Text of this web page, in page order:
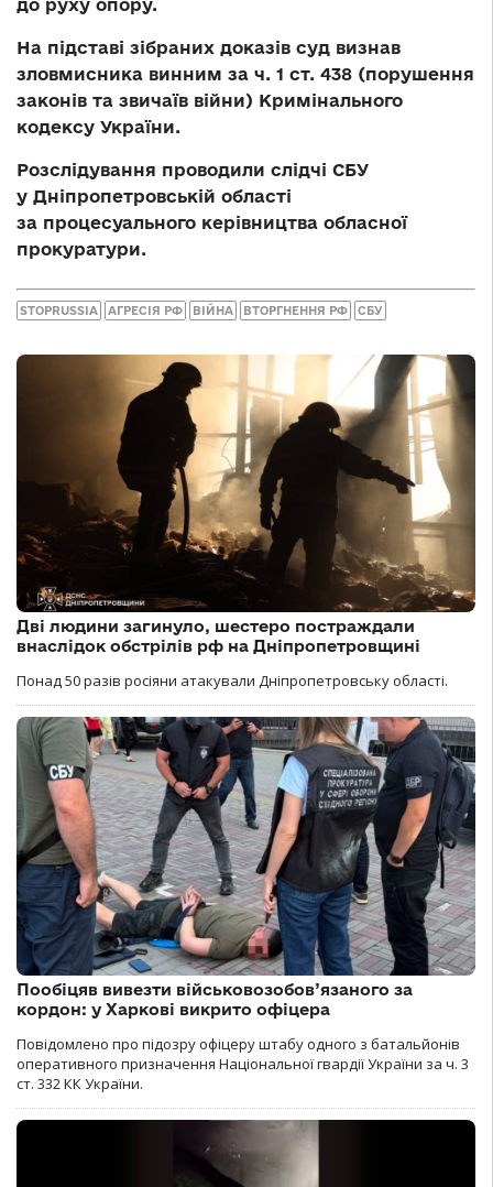
до руху опору.
На підставі зібраних доказів суд визнав
зловмисника винним за ч. 1 ст. 438 (порушення
законів та звичаїв війни) Кримінального
кодексу України.
Розслідування проводили слідчі СБУ
у Дніпропетровській області
за процесуального керівництва обласної
прокуратури.
STOPRUSSIA АГРЕСІЯ РФ ВІЙНА ВТОРГНЕННЯ РФ СБУ
Дві людини загинуло, шестеро постраждали
внаслідок обстрілів рф на Дніпропетровщині
Понад 50 разів росіяни атакували Дніпропетровську області.
Пообіцяв вивезти військовозобов’язаного за
кордон: у Харкові викрито офіцера
Повідомлено про підозру офіцеру штабу одного з батальйонів
оперативного призначення Національної гвардії України за ч. 3
ст. 332 КК України.